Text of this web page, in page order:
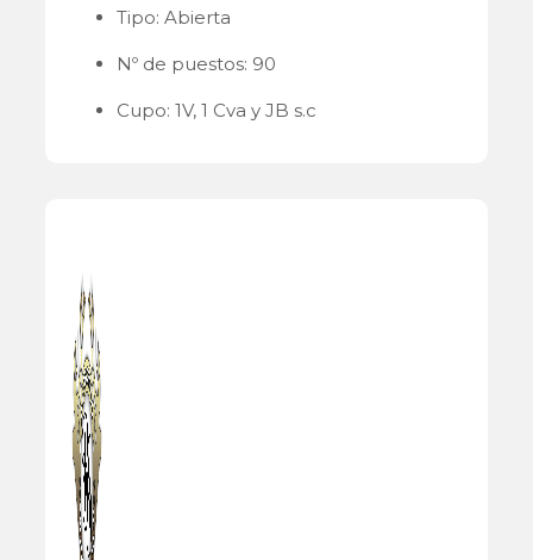
Tipo: Abierta
Nº de puestos: 90
Cupo: 1V, 1 Cva y JB s.c